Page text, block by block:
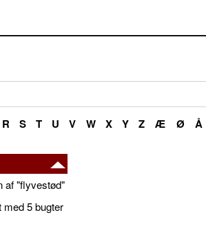
R S T U V W X Y Z Æ Ø Å
af "flyvestød"
med 5 bugter